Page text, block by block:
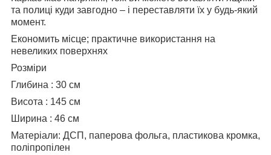
та полиці куди завгодно – і переставляти їх у будь-який
момент.
Економить місце; практичне використання на
невеликих поверхнях
Розміри
Глибина : 30 см
Висота : 145 см
Ширина : 46 см
Матеріали: ДСП, паперова фольга, пластикова кромка,
поліпропілен